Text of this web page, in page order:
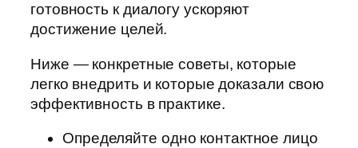
готовность к диалогу ускоряют
достижение целей.
Ниже — конкретные советы, которые
легко внедрить и которые доказали свою
эффективность в практике.
Определяйте одно контактное лицо